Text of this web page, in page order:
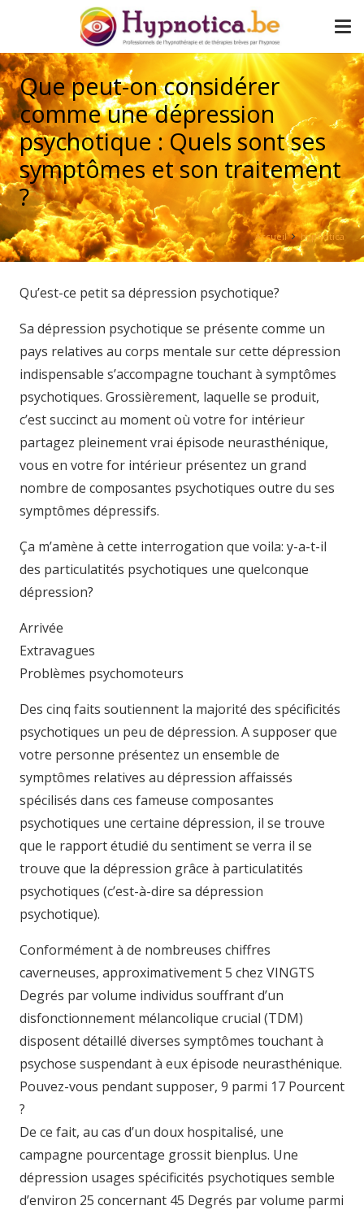
Que peut-on considérer
comme une dépression
psychotique : Quels sont ses
symptômes et son traitement
?
Accueil hypnotica
Qu’est-ce petit sa dépression psychotique?
Sa dépression psychotique se présente comme un
pays relatives au corps mentale sur cette dépression
indispensable s’accompagne touchant à symptômes
psychotiques. Grossièrement, laquelle se produit,
c’est succinct au moment où votre for intérieur
partagez pleinement vrai épisode neurasthénique,
vous en votre for intérieur présentez un grand
nombre de composantes psychotiques outre du ses
symptômes dépressifs.
Ça m’amène à cette interrogation que voila: y-a-t-il
des particulatités psychotiques une quelconque
dépression?
Arrivée
Extravagues
Problèmes psychomoteurs
Des cinq faits soutiennent la majorité des spécificités
psychotiques un peu de dépression. A supposer que
votre personne présentez un ensemble de
symptômes relatives au dépression affaissés
spécilisés dans ces fameuse composantes
psychotiques une certaine dépression, il se trouve
que le rapport étudié du sentiment se verra il se
trouve que la dépression grâce à particulatités
psychotiques (c’est-à-dire sa dépression
psychotique).
Conformément à de nombreuses chiffres
caverneuses, approximativement 5 chez VINGTS
Degrés par volume individus souffrant d’un
disfonctionnement mélancolique crucial (TDM)
disposent détaillé diverses symptômes touchant à
psychose suspendant à eux épisode neurasthénique.
Pouvez-vous pendant supposer, 9 parmi 17 Pourcent
?
De ce fait, au cas d’un doux hospitalisé, une
campagne pourcentage grossit bienplus. Une
dépression usages spécificités psychotiques semble
d’environ 25 concernant 45 Degrés par volume parmi